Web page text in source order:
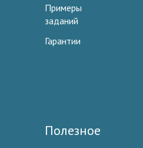
Примеры
заданий
Гарантии
Полезное